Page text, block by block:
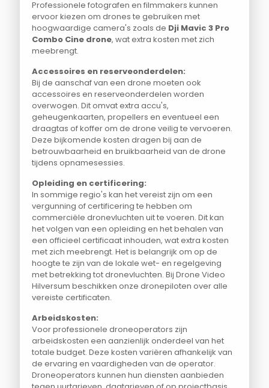
Professionele fotografen en filmmakers kunnen
ervoor kiezen om drones te gebruiken met
hoogwaardige camera's zoals de Dji Mavic 3 Pro
Combo Cine drone, wat extra kosten met zich
meebrengt.
Accessoires en reserveonderdelen:
Bij de aanschaf van een drone moeten ook
accessoires en reserveonderdelen worden
overwogen. Dit omvat extra accu's,
geheugenkaarten, propellers en eventueel een
draagtas of koffer om de drone veilig te vervoeren.
Deze bijkomende kosten dragen bij aan de
betrouwbaarheid en bruikbaarheid van de drone
tijdens opnamesessies.
Opleiding en certificering:
In sommige regio's kan het vereist zijn om een
vergunning of certificering te hebben om
commerciële dronevluchten uit te voeren. Dit kan
het volgen van een opleiding en het behalen van
een officieel certificaat inhouden, wat extra kosten
met zich meebrengt. Het is belangrijk om op de
hoogte te zijn van de lokale wet- en regelgeving
met betrekking tot dronevluchten. Bij Drone Video
Hilversum beschikken onze dronepiloten over alle
vereiste certificaten.
Arbeidskosten:
Voor professionele droneoperators zijn
arbeidskosten een aanzienlijk onderdeel van het
totale budget. Deze kosten variëren afhankelijk van
de ervaring en vaardigheden van de operator.
Droneoperators kunnen hun diensten aanbieden